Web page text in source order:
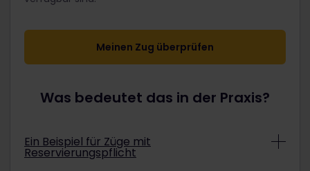
Meinen Zug überprüfen
Was bedeutet das in der Praxis?
Ein Beispiel für Züge mit
Reservierungspflicht